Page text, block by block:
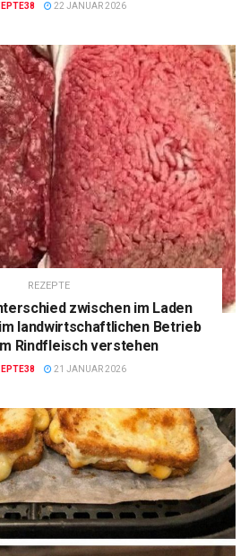
22 JANUAR 2026
REZEPTE
zwischen im Laden
landwirtschaftlichen Betrieb
Rindfleisch verstehen
21 JANUAR 2026